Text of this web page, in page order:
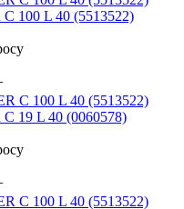
100 L 40 (5513522)
19 L 40 (0060578)